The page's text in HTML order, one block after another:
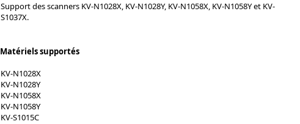
Support des scanners KV-N1028X, KV-N1028Y, KV-N1058X, KV-N1058Y et KV-
S1037X.
Matériels supportés
KV-N1028X
KV-N1028Y
KV-N1058X
KV-N1058Y
KV-S1015C